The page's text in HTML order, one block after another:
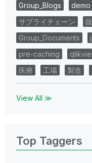
Group_Blogs demo
サプライチェーン
Group_Documents
pre-caching
医療
工場 製造
View All ≫
Top Taggers